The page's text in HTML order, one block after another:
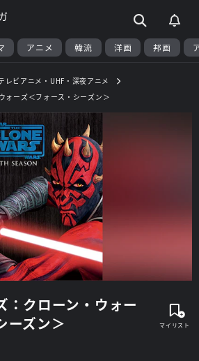
アニメ 韓流 洋画 邦画
レビアニメ・UHF・深夜アニメ
ォーズ＜フォース・シーズン＞
：クローン・ウォー
ーズン＞